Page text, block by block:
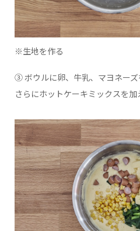
※生地を作る
③ ボウルに卵、牛乳、マヨネーズ
さらにホットケーキミックスを加